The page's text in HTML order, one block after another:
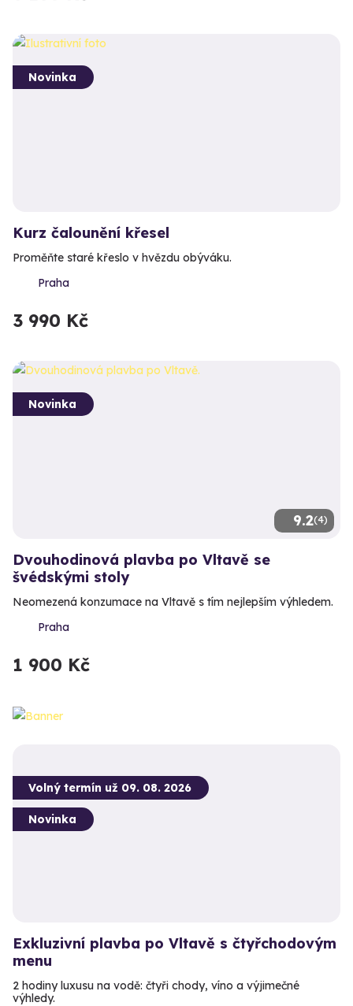
Novinka
Kurz čalounění křesel
Proměňte staré křeslo v hvězdu obýváku.
Praha
3 990 Kč
9.2(4)
Novinka
Dvouhodinová plavba po Vltavě se
švédskými stoly
Neomezená konzumace na Vltavě s tím nejlepším výhledem.
Praha
1 900 Kč
Volný termín už 09. 08. 2026
Novinka
Exkluzivní plavba po Vltavě s čtyřchodovým
menu
2 hodiny luxusu na vodě: čtyři chody, víno a výjimečné
výhledy.